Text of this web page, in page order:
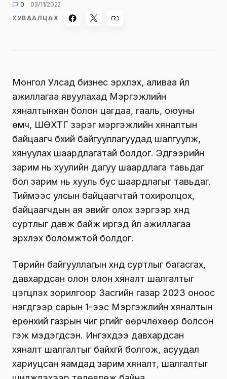
0
03/11/2022
ХУВААЛЦАХ
Монгол Улсад бизнес эрхлэх, аливаа үйл
ажиллагаа явуулахад Мэргэжлийн
хяналтынхан болон цагдаа, гааль, оюуны
өмч, ШӨХТГ зэрэг мэргэжлийн хяналтын
байцаагч бүхий байгууллагуудад шалгуулж,
хянуулах шаардлагатай болдог. Эдгээрийн
зарим нь хуулийн дагуу шаардлага тавьдаг
бол зарим нь хууль бус шаардлагыг тавьдаг.
Тиймээс улсын байцаагчтай тохиролцох,
байцаагчдын ая эвийг олох зэргээр хүнд
суртлыг давж байж иргэд үйл ажиллагаа
эрхлэх боломжтой болдог.
Төрийн байгууллагын хүнд суртлыг багасгах,
давхардсан олон олон хяналт шалгалтыг
цэгцлэх зорилгоор Засгийн газар 2023 оноос
нэгдүгээр сарын 1-ээс Мэргэжлийн хяналтын
ерөнхий газрын чиг үүргийг өөрчлөхөөр болсон
гэж мэдэгдсэн. Ингэхдээ давхардсан
хяналт шалгалтыг байхгүй болгож, асуудал
хариуцсан яамдад зарим хяналт, шалгалтыг